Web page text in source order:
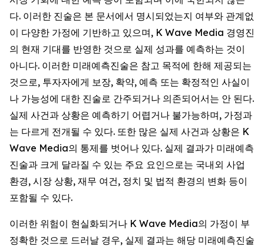
다. 이러한 진술은 본 문서에서 명시되었는지 여부와 관계없
이 다양한 가정에 기반하고 있으며, K Wave Media 경영진
의 현재 기대를 반영한 것으로 실제 성과를 예측하는 것이
아니다. 이러한 미래예측진술은 참고 목적에 한해 제공되는
것으로, 투자자에게 보장, 확약, 예측 또는 확정적인 사실이
나 가능성에 대한 진술로 간주되거나 의존되어서는 안 된다.
실제 사건과 상황은 예측하기 어렵거나 불가능하며, 가정과
는 다르게 전개될 수 있다. 또한 많은 실제 사건과 상황은 K
Wave Media의 통제를 벗어나 있다. 실제 결과가 미래예측
진술과 크게 달라질 수 있는 주요 요인으로는 국내외 사업
환경, 시장 상황, 재무 여건, 정치 및 법적 환경의 변화 등이
포함될 수 있다.
이러한 위험이 현실화되거나 K Wave Media의 가정이 부
정확한 것으로 드러날 경우, 실제 결과는 해당 미래예측진술